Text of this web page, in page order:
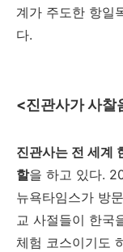
계가 주도한 항일
다.
<진관사가 사찰
진관사는 전 세계
할을 하고 있다.
뉴욕타임스가 방
교 사절들이 한국
체험 코스이기도